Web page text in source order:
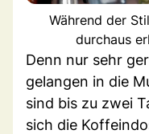
Während der
durchaus
Denn nur sehr
gelangen in die
sind bis zu zwei
sich die